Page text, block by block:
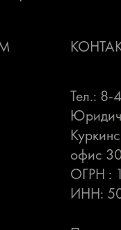
Тел.: 8-
офис
ОГРН :
ИНН: